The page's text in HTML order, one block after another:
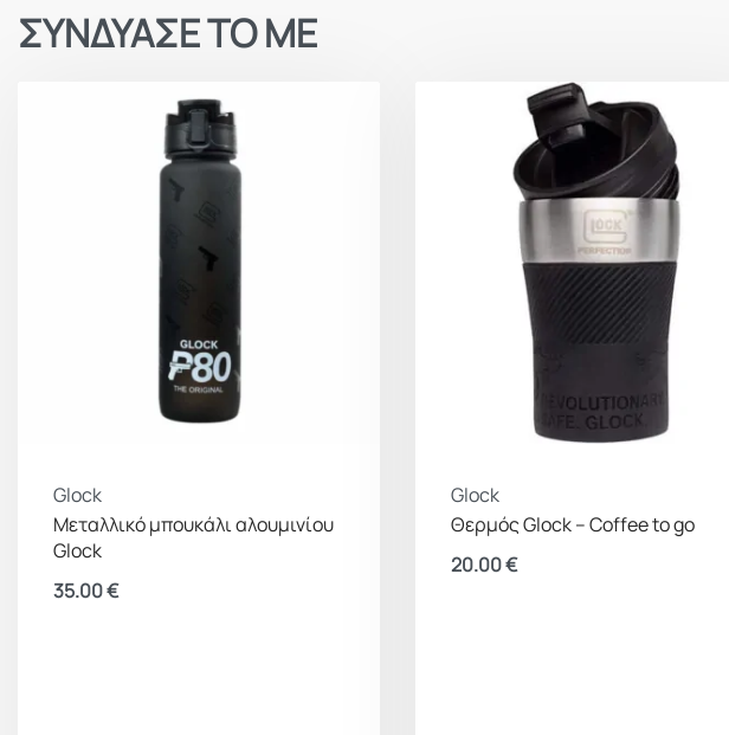
ΣΥΝΔΥΑΣΕ ΤΟ ΜΕ
Glock
Μεταλλικό μπουκάλι αλουμινίου
Glock
35.00€
Glock
Θερμός Glock – Coffee to go
20.00€